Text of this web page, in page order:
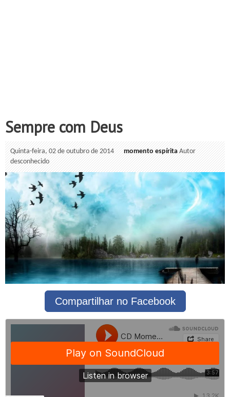
Sempre com Deus
Quinta-feira, 02 de outubro de 2014 momento espírita Autor
desconhecido
Compartilhar no Facebook